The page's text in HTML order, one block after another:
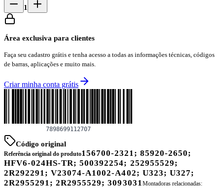
1
Área exclusiva para clientes
Faça seu cadastro grátis e tenha acesso a todas as informações técnicas, códigos
de barras, aplicações e muito mais.
Criar minha conta grátis
Código original
Referência original do produto156700-2321; 85920-2650;
HFV6-024HS-TR; 500392254; 252955529;
2R292291; V23074-A1002-A402; U323; U327;
2R2955291; 2R2955529; 3093031Montadoras relacionadas: